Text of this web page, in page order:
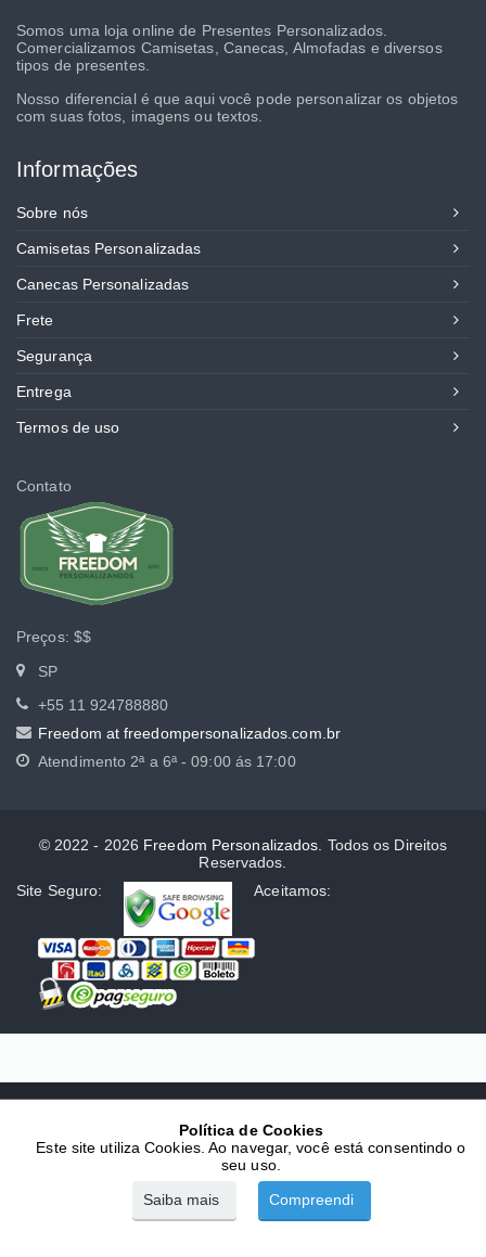
Somos uma loja online de Presentes Personalizados.
Comercializamos Camisetas, Canecas, Almofadas e diversos
tipos de presentes.
Nosso diferencial é que aqui você pode personalizar os objetos
com suas fotos, imagens ou textos.
Informações
Sobre nós
Camisetas Personalizadas
Canecas Personalizadas
Frete
Segurança
Entrega
Termos de uso
Contato
Preços: $$
SP
+55 11 924788880
Freedom at freedompersonalizados.com.br
Atendimento 2ª a 6ª - 09:00 ás 17:00
© 2022 - 2026 Freedom Personalizados . Todos os Direitos
Reservados.
Site Seguro:
Aceitamos:
Política de Cookies
Este site utiliza Cookies. Ao navegar, você está consentindo o
seu uso.
Saiba mais
Compreendi